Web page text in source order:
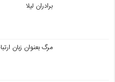
برادران لیلا
مرگ بعنوان زبان